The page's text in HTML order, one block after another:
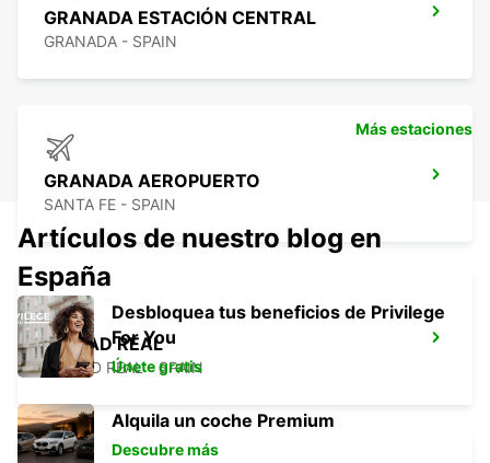
GRANADA ESTACIÓN CENTRAL
GRANADA - SPAIN
GRANADA AEROPUERTO
SANTA FE - SPAIN
CIUDAD REAL
CIUDAD REAL - SPAIN
Más estaciones
Artículos de nuestro blog en
España
Desbloquea tus beneficios de Privilege
For You
Únete gratis
Alquila un coche Premium
Descubre más